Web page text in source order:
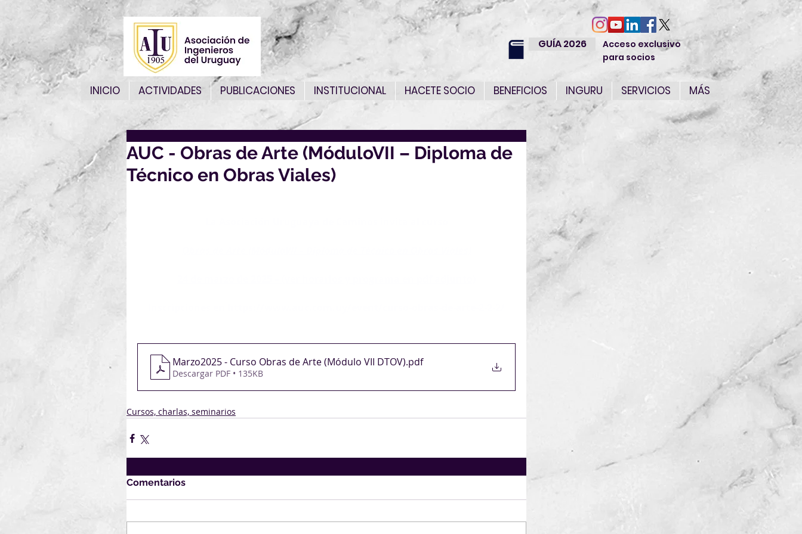
GUÍA 2026
Acceso exclusivo
para socios
INICIO ACTIVIDADES PUBLICACIONES INSTITUCIONAL HACETE SOCIO BENEFICIOS INGURU SERVICIOS MÁS
AUC - Obras de Arte (MóduloVII – Diploma de
Técnico en Obras Viales)
Marzo2025 - Curso Obras de Arte (Módulo VII DTOV).pdf
Descargar PDF • 135KB
Cursos, charlas, seminarios
Comentarios